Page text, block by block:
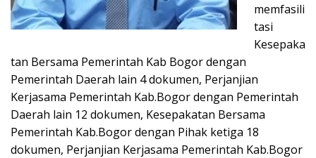
memfasili
tasi
Kesepaka
tan Bersama Pemerintah Kab Bogor dengan
Pemerintah Daerah lain 4 dokumen, Perjanjian
Kerjasama Pemerintah Kab.Bogor dengan Pemerintah
Daerah lain 12 dokumen, Kesepakatan Bersama
Pemerintah Kab.Bogor dengan Pihak ketiga 18
dokumen, Perjanjian Kerjasama Pemerintah Kab.Bogor